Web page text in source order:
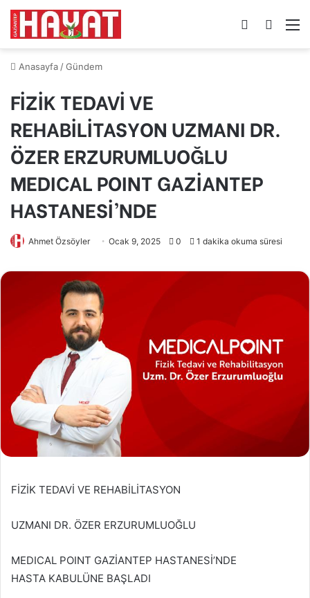
Arama
Kayıt
Anasayfa/Gündem
FİZİK TEDAVİ VE
REHABİLİTASYON UZMANI DR.
ÖZER ERZURUMLUOĞLU
MEDICAL POINT GAZİANTEP
HASTANESİ’NDE
Ahmet Özsöyler Ocak 9, 2025 0 1 dakika okuma süresi
FİZİK TEDAVİ VE REHABİLİTASYON
UZMANI DR. ÖZER ERZURUMLUOĞLU
MEDICAL POINT GAZİANTEP HASTANESİ’NDE
HASTA KABULÜNE BAŞLADI